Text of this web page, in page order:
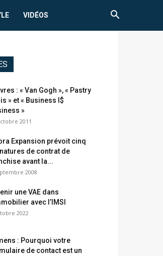
VIDÉOS
: « Van Gogh », « Pastry
» et « Business I$
»
2011
Expansion prévoit cinq
de contrat de
avant la...
2008
une VAE dans
avec l’IMSI
2022
: Pourquoi votre
de contact est un